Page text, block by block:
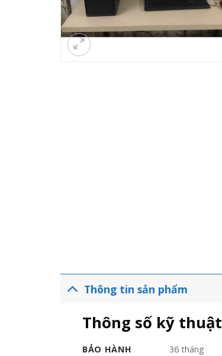
Thông tin sản phẩm
Thông số kỹ thuật
BẢO HÀNH
36 tháng